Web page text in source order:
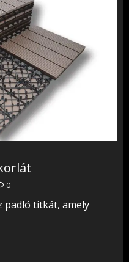
0
padló titkát, amely